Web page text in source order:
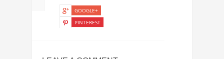
GOOGLE+
PINTEREST